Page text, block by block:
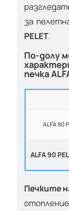
за
PELET.
По-долу
печка
ALFA 90
ALFA 90
Печките
отопление